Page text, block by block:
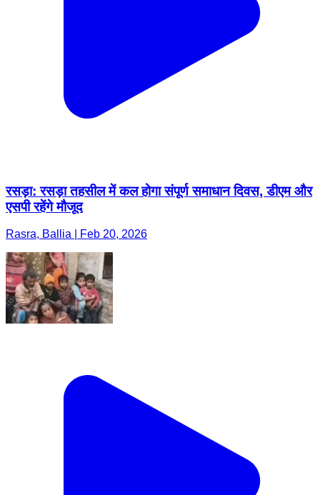
रसड़ा: रसड़ा तहसील में कल होगा संपूर्ण समाधान दिवस, डीएम और
एसपी रहेंगे मौजूद
Rasra, Ballia | Feb 20, 2026